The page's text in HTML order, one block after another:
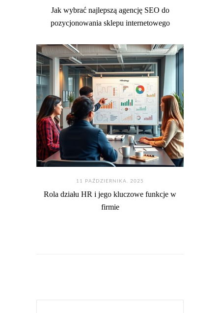
Jak wybrać najlepszą agencję SEO do
pozycjonowania sklepu internetowego
11 PAŹDZIERNIKA. 2025
Rola działu HR i jego kluczowe funkcje w
firmie